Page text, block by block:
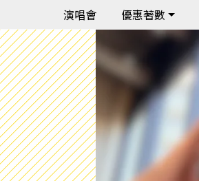
演唱會 優惠著數